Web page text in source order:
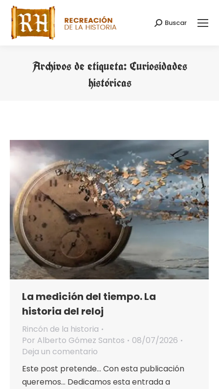
Buscar:
Buscar
Archivos de etiqueta: Curiosidades
históricas
La medición del tiempo. La
historia del reloj
Rincón de la historia
Por Alberto Gómez Santos
08/07/2026
Deja un comentario
Este post pretende… Con esta publicación
queremos… Dedicamos esta entrada a